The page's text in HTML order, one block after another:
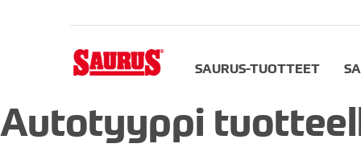
SAURUS-TUOTTEET
Autotyyppi